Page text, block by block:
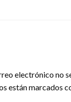
electrónico no
están marcados